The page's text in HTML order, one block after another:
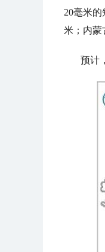
20毫米
米；内蒙
预计